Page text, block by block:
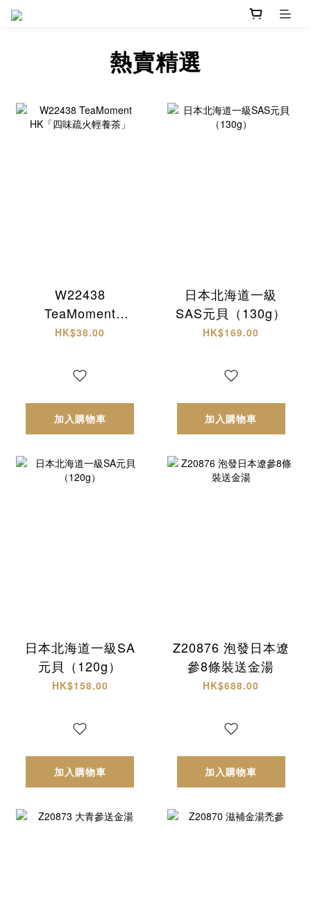
熱賣精選
W22438
TeaMoment
HK「四味疏火輕養
HK$38.00
加入購物車
日本北海道一級
SAS元貝（130g）
HK$169.00
加入購物車
日本北海道一級SA
元貝（120g）
HK$158.00
加入購物車
Z20876 泡發日本遼
參8條裝送金湯
HK$688.00
加入購物車